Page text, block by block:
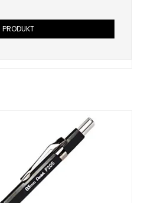
PRODUKT